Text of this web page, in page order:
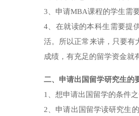
3、申请MBA课程的学生需
4、在就读的本科生需要提
活。所以正常来讲，只要有
成绩，有充足的留学资金就
二、申请出国留学研究生的
1、想申请出国留学的条件
2、申请出国留学读研究生